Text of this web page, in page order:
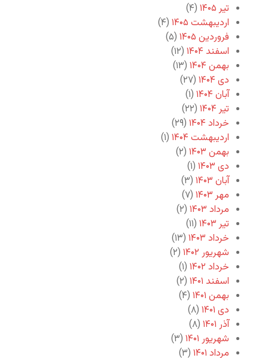
تیر ۱۴۰۵
(۴)
اردیبهشت ۱۴۰۵
(۴)
فروردین ۱۴۰۵
(۵)
اسفند ۱۴۰۴
(۱۲)
بهمن ۱۴۰۴
(۱۳)
دی ۱۴۰۴
(۲۷)
آبان ۱۴۰۴
(۱)
تیر ۱۴۰۴
(۲۲)
خرداد ۱۴۰۴
(۲۹)
اردیبهشت ۱۴۰۴
(۱)
بهمن ۱۴۰۳
(۲)
دی ۱۴۰۳
(۱)
آبان ۱۴۰۳
(۳)
مهر ۱۴۰۳
(۷)
مرداد ۱۴۰۳
(۲)
تیر ۱۴۰۳
(۱۱)
خرداد ۱۴۰۳
(۱۳)
شهریور ۱۴۰۲
(۲)
خرداد ۱۴۰۲
(۱)
اسفند ۱۴۰۱
(۲)
بهمن ۱۴۰۱
(۴)
دی ۱۴۰۱
(۸)
آذر ۱۴۰۱
(۸)
شهریور ۱۴۰۱
(۳)
مرداد ۱۴۰۱
(۳)